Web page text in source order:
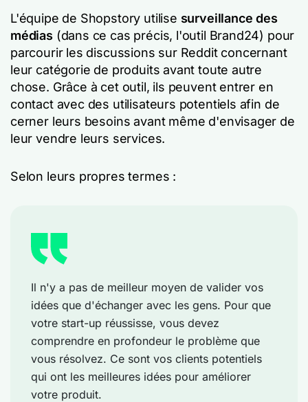
L'équipe de Shopstory utilise surveillance des
médias (dans ce cas précis, l'outil Brand24) pour
parcourir les discussions sur Reddit concernant
leur catégorie de produits avant toute autre
chose. Grâce à cet outil, ils peuvent entrer en
contact avec des utilisateurs potentiels afin de
cerner leurs besoins avant même d'envisager de
leur vendre leurs services.
Selon leurs propres termes :
Il n'y a pas de meilleur moyen de valider vos
idées que d'échanger avec les gens. Pour que
votre start-up réussisse, vous devez
comprendre en profondeur le problème que
vous résolvez. Ce sont vos clients potentiels
qui ont les meilleures idées pour améliorer
votre produit.